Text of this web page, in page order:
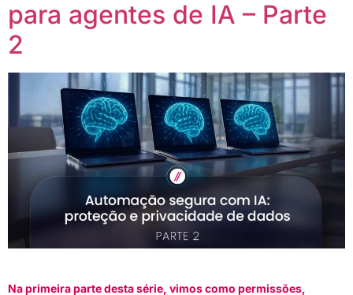
para agentes de IA – Parte
2
Na primeira parte desta série, vimos como permissões,